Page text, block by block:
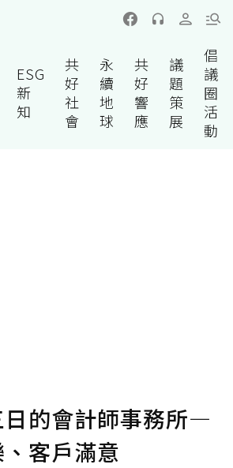
ESG
新
知
共
好
社
會
永
續
地
球
共
好
響
應
議
題
策
展
倡
議
圈
活
動
日的會計師事務所—
客戶滿意